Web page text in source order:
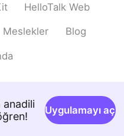
HelloTalk Web
Meslekler Blog
Uygulamayı aç